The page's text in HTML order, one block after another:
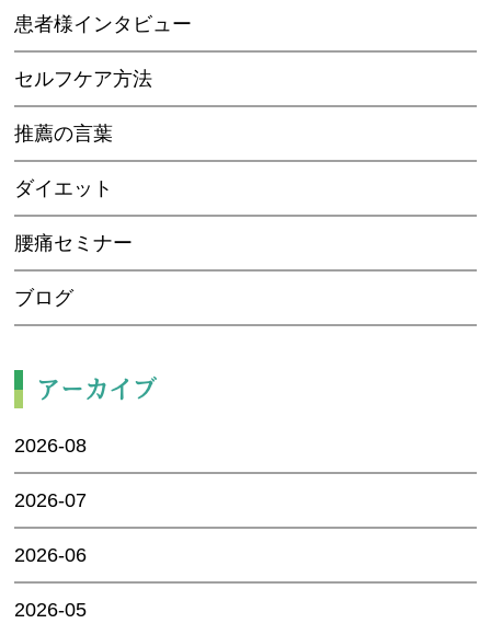
患者様インタビュー
セルフケア方法
推薦の言葉
ダイエット
腰痛セミナー
ブログ
アーカイブ
2026-08
2026-07
2026-06
2026-05